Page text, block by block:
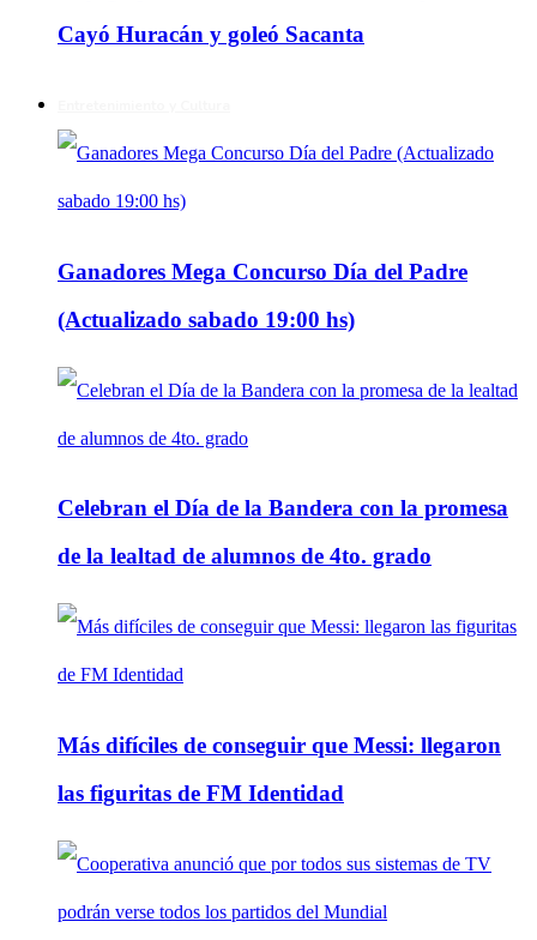
Cayó Huracán y goleó Sacanta
Ganadores Mega Concurso Día del Padre
(Actualizado sabado 19:00 hs)
Celebran el Día de la Bandera con la promesa
de la lealtad de alumnos de 4to. grado
Más difíciles de conseguir que Messi: llegaron
las figuritas de FM Identidad